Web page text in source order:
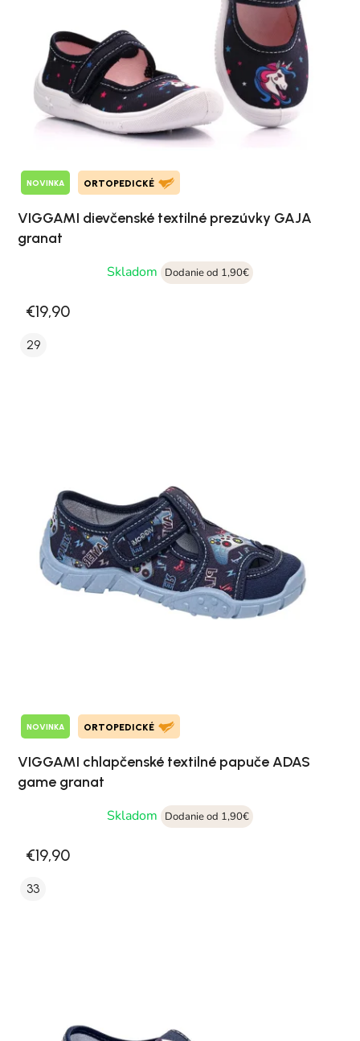
NOVINKA ORTOPEDICKÉ
VIGGAMI dievčenské textilné prezúvky GAJA
granat
Skladom
Dodanie od 1,90€
€19,90
29
NOVINKA ORTOPEDICKÉ
VIGGAMI chlapčenské textilné papuče ADAS
game granat
Skladom
Dodanie od 1,90€
€19,90
33